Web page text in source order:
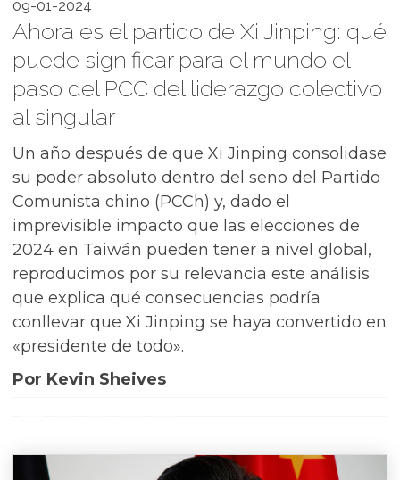
09-01-2024
Ahora es el partido de Xi Jinping: qué
puede significar para el mundo el
paso del PCC del liderazgo colectivo
al singular
Un año después de que Xi Jinping consolidase
su poder absoluto dentro del seno del Partido
Comunista chino (PCCh) y, dado el
imprevisible impacto que las elecciones de
2024 en Taiwán pueden tener a nivel global,
reproducimos por su relevancia este análisis
que explica qué consecuencias podría
conllevar que Xi Jinping se haya convertido en
«presidente de todo».
Por Kevin Sheives